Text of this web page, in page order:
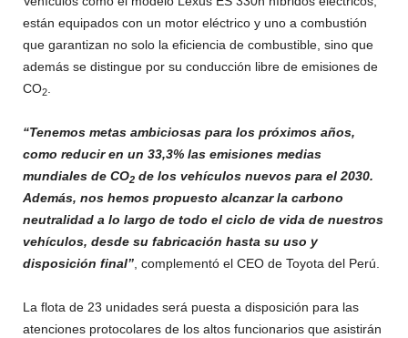
están equipados con un motor eléctrico y uno a combustión
que garantizan no solo la eficiencia de combustible, sino que
además se distingue por su conducción libre de emisiones de
CO2.
“Tenemos metas ambiciosas para los próximos años,
como reducir en un 33,3% las emisiones medias
mundiales de CO2 de los vehículos nuevos para el 2030.
Además, nos hemos propuesto alcanzar la carbono
neutralidad a lo largo de todo el ciclo de vida de nuestros
vehículos, desde su fabricación hasta su uso y
disposición final”, complementó el CEO de Toyota del Perú.
La flota de 23 unidades será puesta a disposición para las
atenciones protocolares de los altos funcionarios que asistirán